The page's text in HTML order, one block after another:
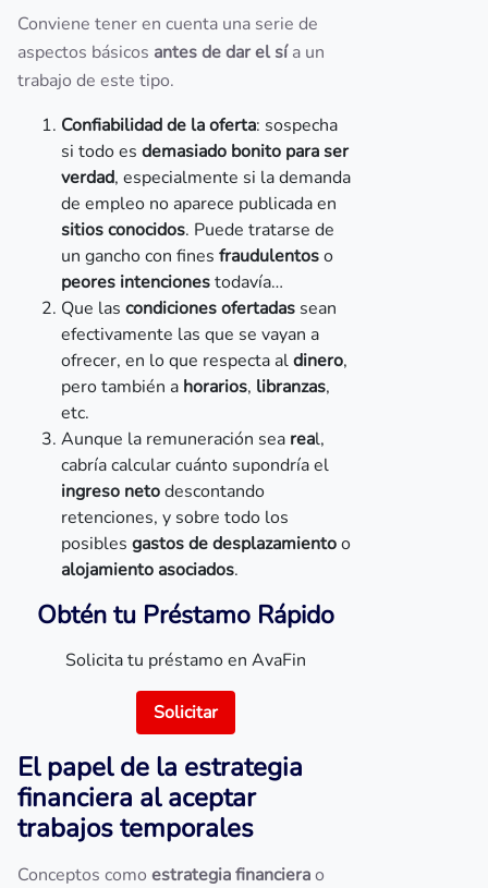
Conviene tener en cuenta una serie de
aspectos básicos antes de dar el sía un
trabajo de este tipo.
Confiabilidad de la oferta: sospecha
si todo es demasiado bonito para ser
verdad, especialmente si la demanda
de empleo no aparece publicada en
sitios conocidos. Puede tratarse de
un gancho con fines fraudulentoso
peores intencionestodavía…
Que las condiciones ofertadas sean
efectivamente las que se vayan a
ofrecer, en lo que respecta aldinero,
pero también a horarios, libranzas,
etc.
Aunque la remuneración sea real,
cabría calcular cuánto supondría el
ingreso netodescontando
retenciones, y sobre todo los
posibles gastos de desplazamientoo
alojamiento asociados.
Obtén tu Préstamo Rápido
Solicita tu préstamo en AvaFin
Solicitar
El papel de la estrategia
financiera al aceptar
trabajos temporales
Conceptos como estrategia financierao